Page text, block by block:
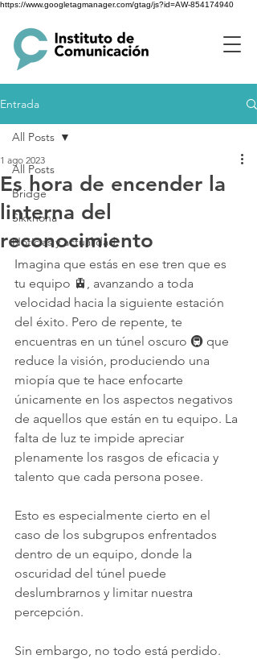
https://www.googletagmanager.com/gtag/js?id=AW-854174940
Entrada
All Posts
Bridge
Sikkhona
Noticias y actualidad
All Posts
Es hora de encender la
linterna del
reconocimiento
1 ago 2023
Imagina que estás en ese tren que es
tu equipo 🚊, avanzando a toda
velocidad hacia la siguiente estación
del éxito. Pero de repente, te
encuentras en un túnel oscuro 🚇 que
reduce la visión, produciendo una
miopía que te hace enfocarte
únicamente en los aspectos negativos
de aquellos que están en tu equipo. La
falta de luz te impide apreciar
plenamente los rasgos de eficacia y
talento que cada persona posee.
Esto es especialmente cierto en el
caso de los subgrupos enfrentados
dentro de un equipo, donde la
oscuridad del túnel puede
deslumbrarnos y limitar nuestra
percepción.
Sin embargo, no todo está perdido.